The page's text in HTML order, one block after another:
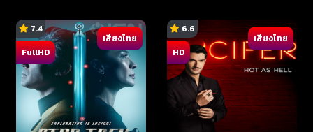
7.4
FullHD
เสียงไทย
6.6
HD
เสียงไทย